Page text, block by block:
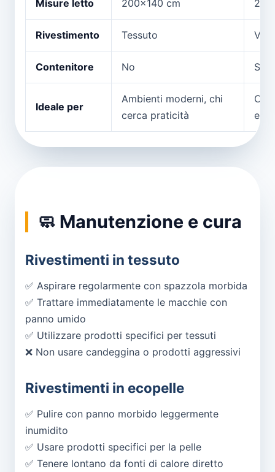
Misure letto 200x140 cm
Rivestimento Tessuto
Contenitore No Sì
Ideale per
Ambienti moderni, chi
cerca praticità
Chi
e
🧼 Manutenzione e cura
Rivestimenti in tessuto
✅ Aspirare regolarmente con spazzola morbida
✅ Trattare immediatamente le macchie con
panno umido
✅ Utilizzare prodotti specifici per tessuti
❌ Non usare candeggina o prodotti aggressivi
Rivestimenti in ecopelle
✅ Pulire con panno morbido leggermente
inumidito
✅ Usare prodotti specifici per la pelle
✅ Tenere lontano da fonti di calore diretto